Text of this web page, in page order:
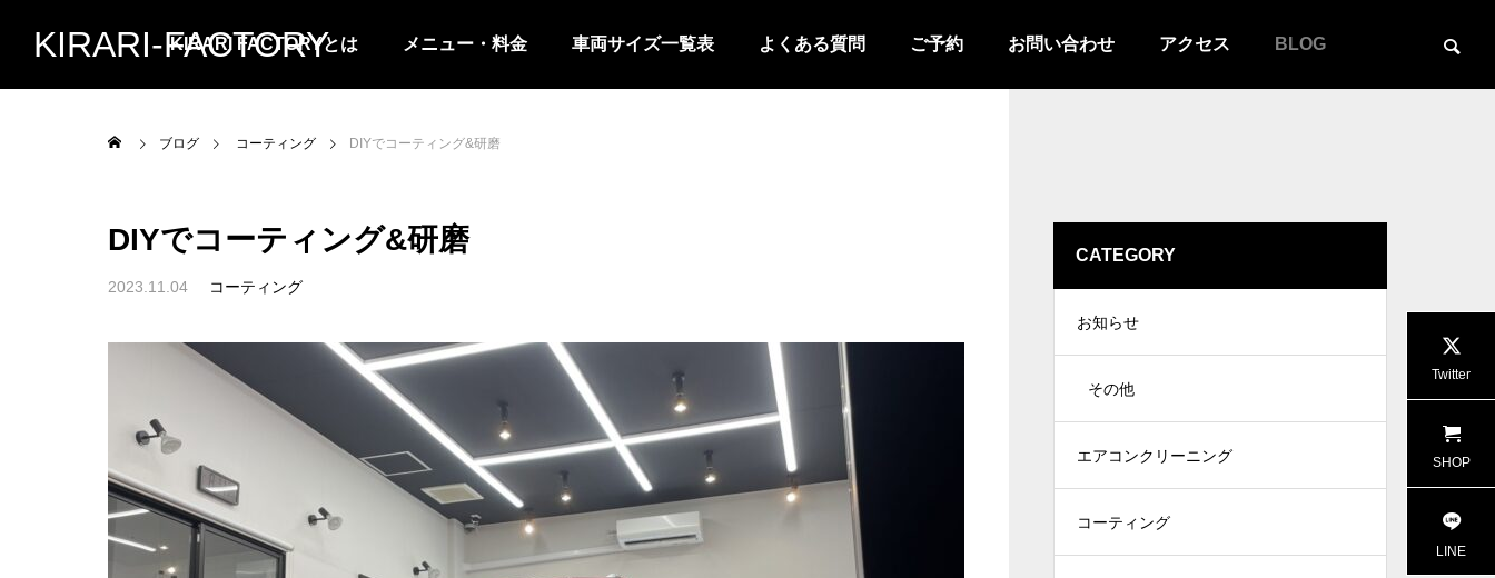
KIRARI-FACTORY
KIRARI FACTORYとは メニュー・料金 車両サイズ一覧表 よくある質問 ご予約 お問い合わせ アクセス BLOG
ブログ コーティング DIYでコーティング&研磨
DIYでコーティング&研磨
2023.11.04 コーティング
CATEGORY
お知らせ
その他
エアコンクリーニング
コーティング
Twitter
SHOP
LINE